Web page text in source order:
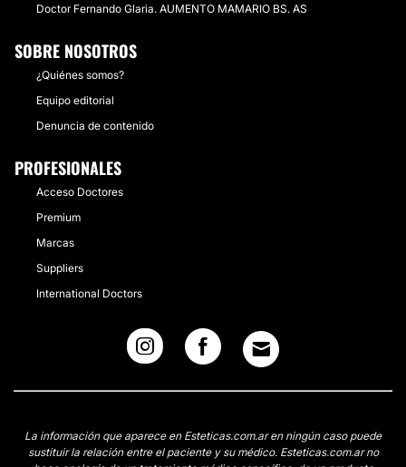
Doctor Fernando Glaria. AUMENTO MAMARIO BS. AS
SOBRE NOSOTROS
¿Quiénes somos?
Equipo editorial
Denuncia de contenido
PROFESIONALES
Acceso Doctores
Premium
Marcas
Suppliers
International Doctors
La información que aparece en Esteticas.com.ar en ningún caso puede
sustituir la relación entre el paciente y su médico. Esteticas.com.ar no